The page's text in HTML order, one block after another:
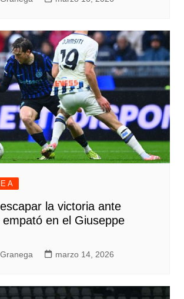
A
la victoria ante
en el Giuseppe
marzo 14, 2026